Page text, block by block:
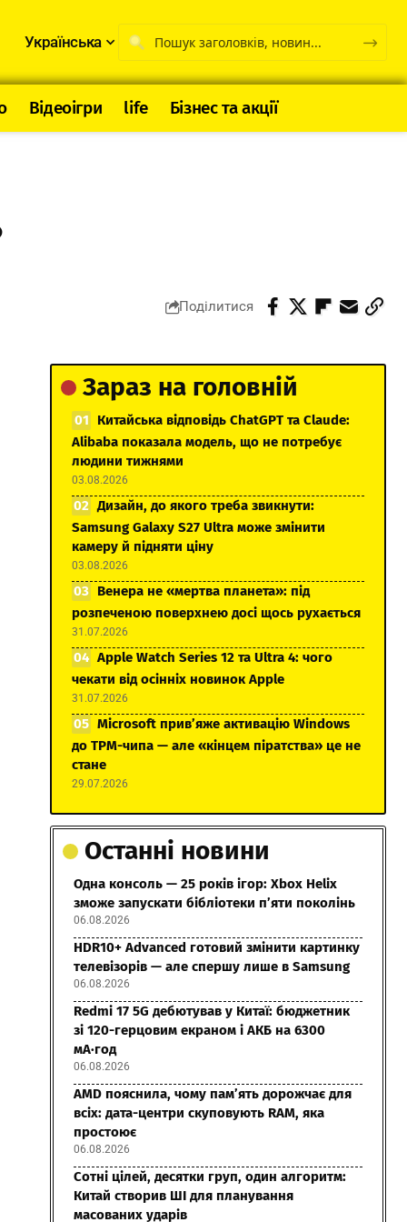
Українська
Відеоігри life Бізнес та акції
Поділитися
Зараз на головній
Китайська відповідь ChatGPT та Claude:
Alibaba показала модель, що не потребує
людини тижнями
03.08.2026
Дизайн, до якого треба звикнути:
Samsung Galaxy S27 Ultra може змінити
камеру й підняти ціну
03.08.2026
Венера не «мертва планета»: під
розпеченою поверхнею досі щось рухається
31.07.2026
Apple Watch Series 12 та Ultra 4: чого
чекати від осінніх новинок Apple
31.07.2026
Microsoft прив’яже активацію Windows
до TPM-чипа — але «кінцем піратства» це не
стане
29.07.2026
Останні новини
Одна консоль — 25 років ігор: Xbox Helix
зможе запускати бібліотеки п’яти поколінь
06.08.2026
HDR10+ Advanced готовий змінити картинку
телевізорів — але спершу лише в Samsung
06.08.2026
Redmi 17 5G дебютував у Китаї: бюджетник
зі 120-герцовим екраном і АКБ на 6300
мА·год
06.08.2026
AMD пояснила, чому пам’ять дорожчає для
всіх: дата-центри скуповують RAM, яка
простоює
06.08.2026
Сотні цілей, десятки груп, один алгоритм:
Китай створив ШІ для планування
масованих ударів